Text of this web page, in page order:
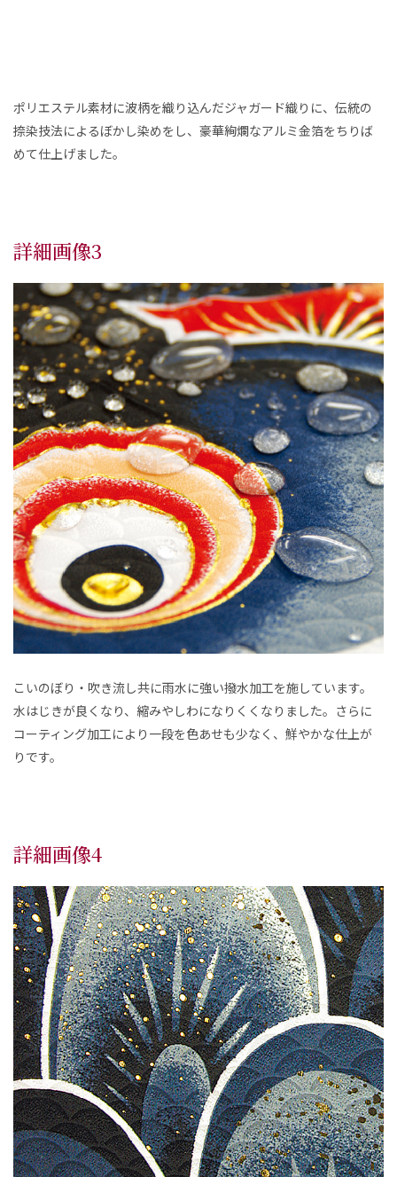
ポリエステル素材に波柄を織り込んだジャガード織りに、伝統の
捺染技法によるぼかし染めをし、豪華絢爛なアルミ金箔をちりば
めて仕上げました。
詳細画像3
こいのぼり・吹き流し共に雨水に強い撥水加工を施しています。
水はじきが良くなり、縮みやしわになりくくなりました。さらに
コーティング加工により一段を色あせも少なく、鮮やかな仕上が
りです。
詳細画像4